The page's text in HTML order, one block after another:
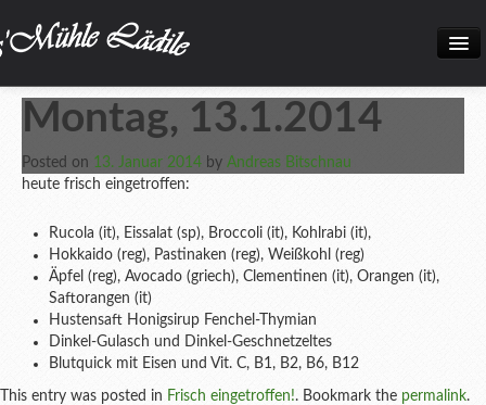
Home
Neuigkeiten
Frisch eingetroffen!
Produkte
Öffnungszeiten
Über uns
Kontakt
Montag, 13.1.2014
Posted on 13. Januar 2014 by Andreas Bitschnau
heute frisch eingetroffen:
Rucola (it), Eissalat (sp), Broccoli (it), Kohlrabi (it),
Hokkaido (reg), Pastinaken (reg), Weißkohl (reg)
Äpfel (reg), Avocado (griech), Clementinen (it), Orangen (it),
Saftorangen (it)
Hustensaft Honigsirup Fenchel-Thymian
Dinkel-Gulasch und Dinkel-Geschnetzeltes
Blutquick mit Eisen und Vit. C, B1, B2, B6, B12
This entry was posted in Frisch eingetroffen!. Bookmark the permalink.